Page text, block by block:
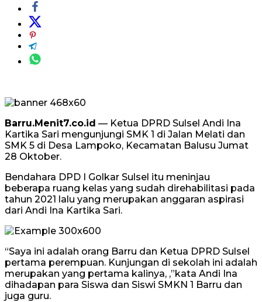
Barru.Menit7.co.id — Ketua DPRD Sulsel Andi Ina
Kartika Sari mengunjungi SMK 1 di Jalan Melati dan
SMK 5 di Desa Lampoko, Kecamatan Balusu Jumat
28 Oktober.
Bendahara DPD I Golkar Sulsel itu meninjau
beberapa ruang kelas yang sudah direhabilitasi pada
tahun 2021 lalu yang merupakan anggaran aspirasi
dari Andi Ina Kartika Sari.
“Saya ini adalah orang Barru dan Ketua DPRD Sulsel
pertama perempuan. Kunjungan di sekolah ini adalah
merupakan yang pertama kalinya, ,”kata Andi Ina
dihadapan para Siswa dan Siswi SMKN 1 Barru dan
juga guru.